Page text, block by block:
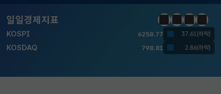
일일경제지표
KOSPI 6258.77 37.61(하락)
KOSDAQ 798.81 2.86(하락)
국고채(3년)
정지이전다음일일경